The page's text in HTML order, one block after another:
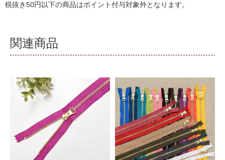
税抜き50円以下の商品はポイント付与対象外となります。
関連商品